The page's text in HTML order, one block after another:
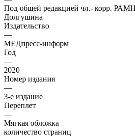
Под общей редакцией чл.- корр.
Долгушина
Издательство
—
МЕДпресс-информ
Год
—
2020
Номер издания
—
3-е издание
Переплет
—
Мягкая обложка
количество страниц